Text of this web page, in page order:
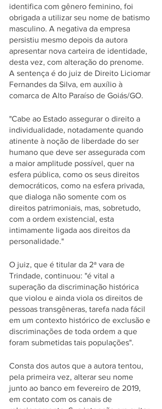
identifica com gênero feminino, foi
obrigada a utilizar seu nome de batismo
masculino. A negativa da empresa
persistiu mesmo depois da autora
apresentar nova carteira de identidade,
desta vez, com alteração do prenome.
A sentença é do juiz de Direito Liciomar
Fernandes da Silva, em auxílio à
comarca de Alto Paraíso de Goiás/GO.
"Cabe ao Estado assegurar o direito a
individualidade, notadamente quando
atinente à noção de liberdade do ser
humano que deve ser assegurada com
a maior amplitude possível, quer na
esfera pública, como os seus direitos
democráticos, como na esfera privada,
que dialoga não somente com os
direitos patrimoniais, mas, sobretudo,
com a ordem existencial, esta
intimamente ligada aos direitos da
personalidade."
O juiz, que é titular da 2ª vara de
Trindade, continuou: "é vital a
superação da discriminação histórica
que violou e ainda viola os direitos de
pessoas transgêneras, tarefa nada fácil
em um contexto histórico de exclusão e
discriminações de toda ordem a que
foram submetidas tais populações".
Consta dos autos que a autora tentou,
pela primeira vez, alterar seu nome
junto ao banco em fevereiro de 2019,
em contato com os canais de